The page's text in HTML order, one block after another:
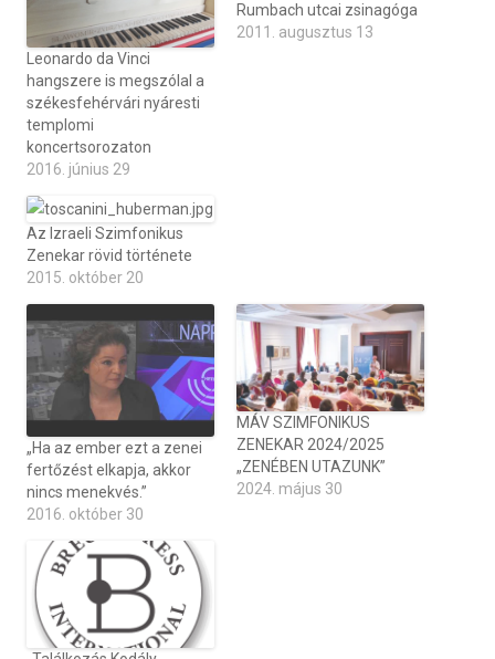
Leonardo da Vinci
hangszere is megszólal a
székesfehérvári nyáresti
templomi
koncertsorozaton
2016. június 29
Rumbach utcai zsinagóga
2011. augusztus 13
Az Izraeli Szimfonikus
Zenekar rövid története
2015. október 20
„Ha az ember ezt a zenei
fertőzést elkapja, akkor
nincs menekvés.”
2016. október 30
MÁV SZIMFONIKUS
ZENEKAR 2024/2025
„ZENÉBEN UTAZUNK”
2024. május 30